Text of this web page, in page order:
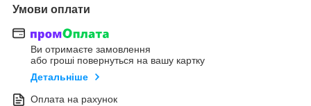
Умови оплати
Ви отримаєте замовлення
або гроші повернуться на вашу картку
Детальніше
Оплата на рахунок